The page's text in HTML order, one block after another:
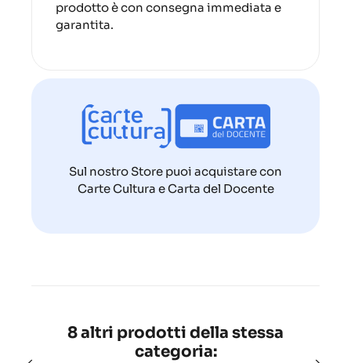
prodotto è con consegna immediata e
garantita.
Sul nostro Store puoi acquistare con
Carte Cultura e Carta del Docente
8 altri prodotti della stessa
categoria: